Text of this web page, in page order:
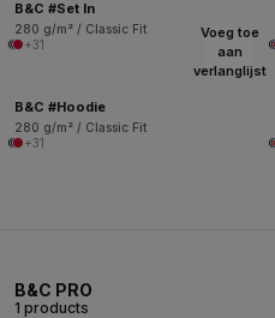
B&C #Set In
280 g/m² / Classic Fit
+31
Voeg toe
aan
verlanglijst
B&C #Hoodie
280 g/m² / Classic Fit
+31
B&C PRO
1 products